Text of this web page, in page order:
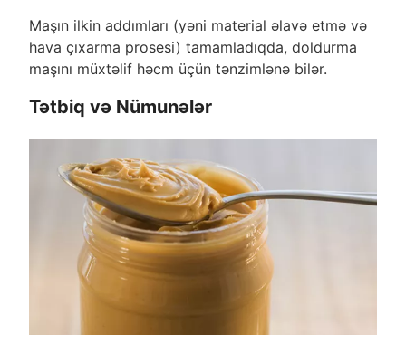
Maşın ilkin addımları (yəni material əlavə etmə və
hava çıxarma prosesi) tamamladıqda, doldurma
maşını müxtəlif həcm üçün tənzimlənə bilər.
Tətbiq və Nümunələr